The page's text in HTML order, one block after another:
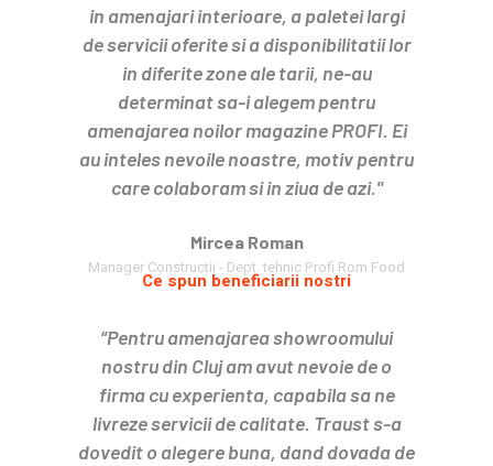
in amenajari interioare, a paletei largi
de servicii oferite si a disponibilitatii lor
in diferite zone ale tarii, ne-au
determinat sa-i alegem pentru
amenajarea noilor magazine PROFI. Ei
au inteles nevoile noastre, motiv pentru
care colaboram si in ziua de azi."
Mircea Roman
Manager Constructii - Dept. tehnic Profi Rom Food
Ce spun beneficiarii nostri
“Pentru amenajarea showroomului
nostru din Cluj am avut nevoie de o
firma cu experienta, capabila sa ne
livreze servicii de calitate. Traust s-a
dovedit o alegere buna, dand dovada de